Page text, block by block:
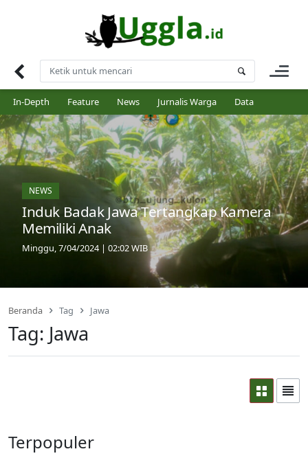
In-Depth Feature News Jurnalis Warga Data
NEWS
Induk Badak Jawa Tertangkap Kamera
Memiliki Anak
Minggu, 7/04/2024 | 02:02 WIB
Beranda Tag Jawa
Tag: Jawa
Terpopuler